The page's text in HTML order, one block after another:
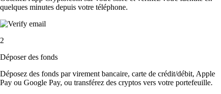
quelques minutes depuis votre téléphone.
2
Déposer des fonds
Déposez des fonds par virement bancaire, carte de crédit/débit, Apple
Pay ou Google Pay, ou transférez des cryptos vers votre portefeuille.